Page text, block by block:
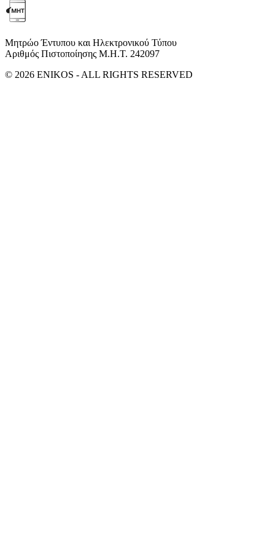
Μητρώο Έντυπου και Ηλεκτρονικού Τύπου
Αριθμός Πιστοποίησης Μ.Η.Τ. 242097
© 2026 ENIKOS - ALL RIGHTS RESERVED